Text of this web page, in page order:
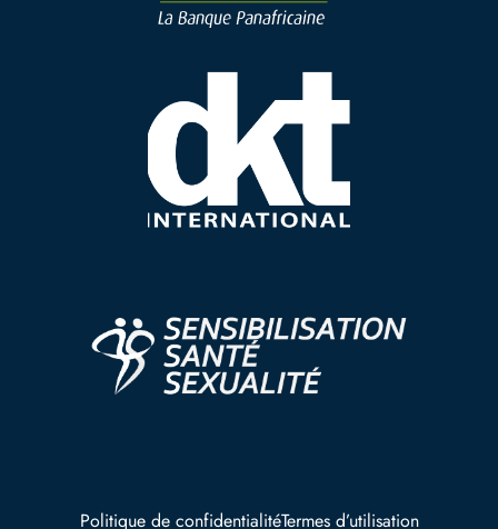
Politique de confidentialitéTermes d’utilisation